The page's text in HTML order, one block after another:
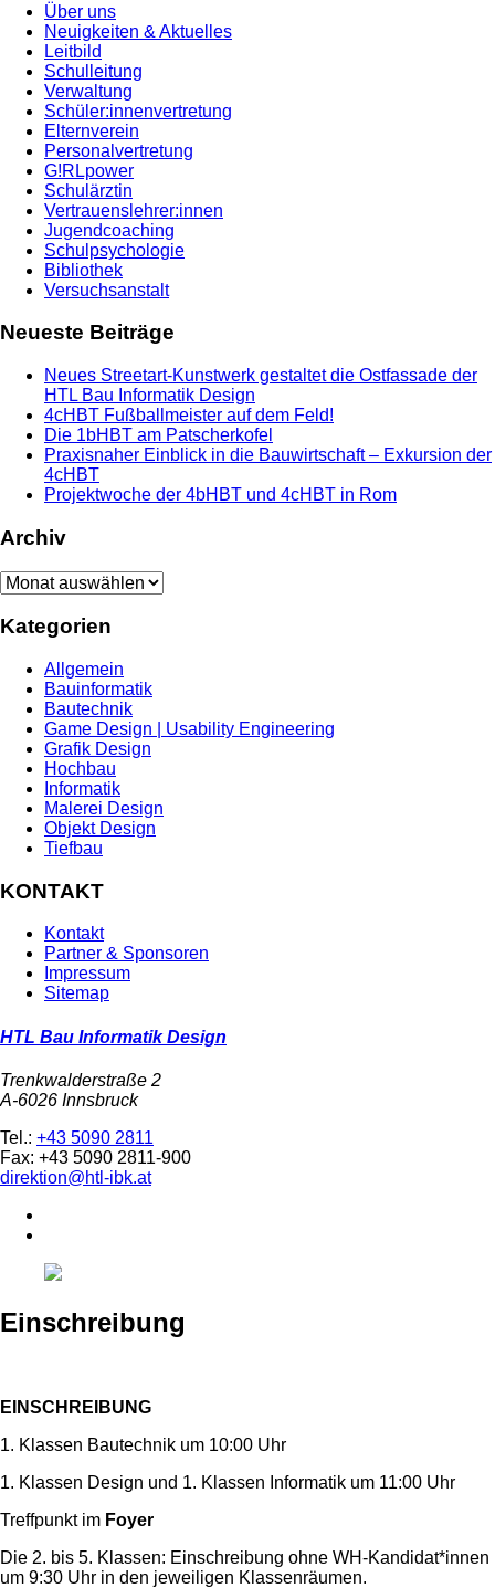
Über uns
Neuigkeiten & Aktuelles
Leitbild
Schulleitung
Verwaltung
Schüler:innenvertretung
Elternverein
Personalvertretung
G!RLpower
Schulärztin
Vertrauenslehrer:innen
Jugendcoaching
Schulpsychologie
Bibliothek
Versuchsanstalt
Neueste Beiträge
Neues Streetart-Kunstwerk gestaltet die Ostfassade der
HTL Bau Informatik Design
4cHBT Fußballmeister auf dem Feld!
Die 1bHBT am Patscherkofel
Praxisnaher Einblick in die Bauwirtschaft – Exkursion der
4cHBT
Projektwoche der 4bHBT und 4cHBT in Rom
Archiv
Archiv
Kategorien
Allgemein
Bauinformatik
Bautechnik
Game Design | Usability Engineering
Grafik Design
Hochbau
Informatik
Malerei Design
Objekt Design
Tiefbau
KONTAKT
Kontakt
Partner & Sponsoren
Impressum
Sitemap
HTL Bau Informatik Design
Trenkwalderstraße 2
A-6026 Innsbruck
Tel.: +43 5090 2811
Fax: +43 5090 2811-900
direktion@htl-ibk.at
Einschreibung
EINSCHREIBUNG
1. Klassen Bautechnik um 10:00 Uhr
1. Klassen Design und 1. Klassen Informatik um 11:00 Uhr
Treffpunkt im Foyer
Die 2. bis 5. Klassen: Einschreibung ohne WH-Kandidat*innen
um 9:30 Uhr in den jeweiligen Klassenräumen.